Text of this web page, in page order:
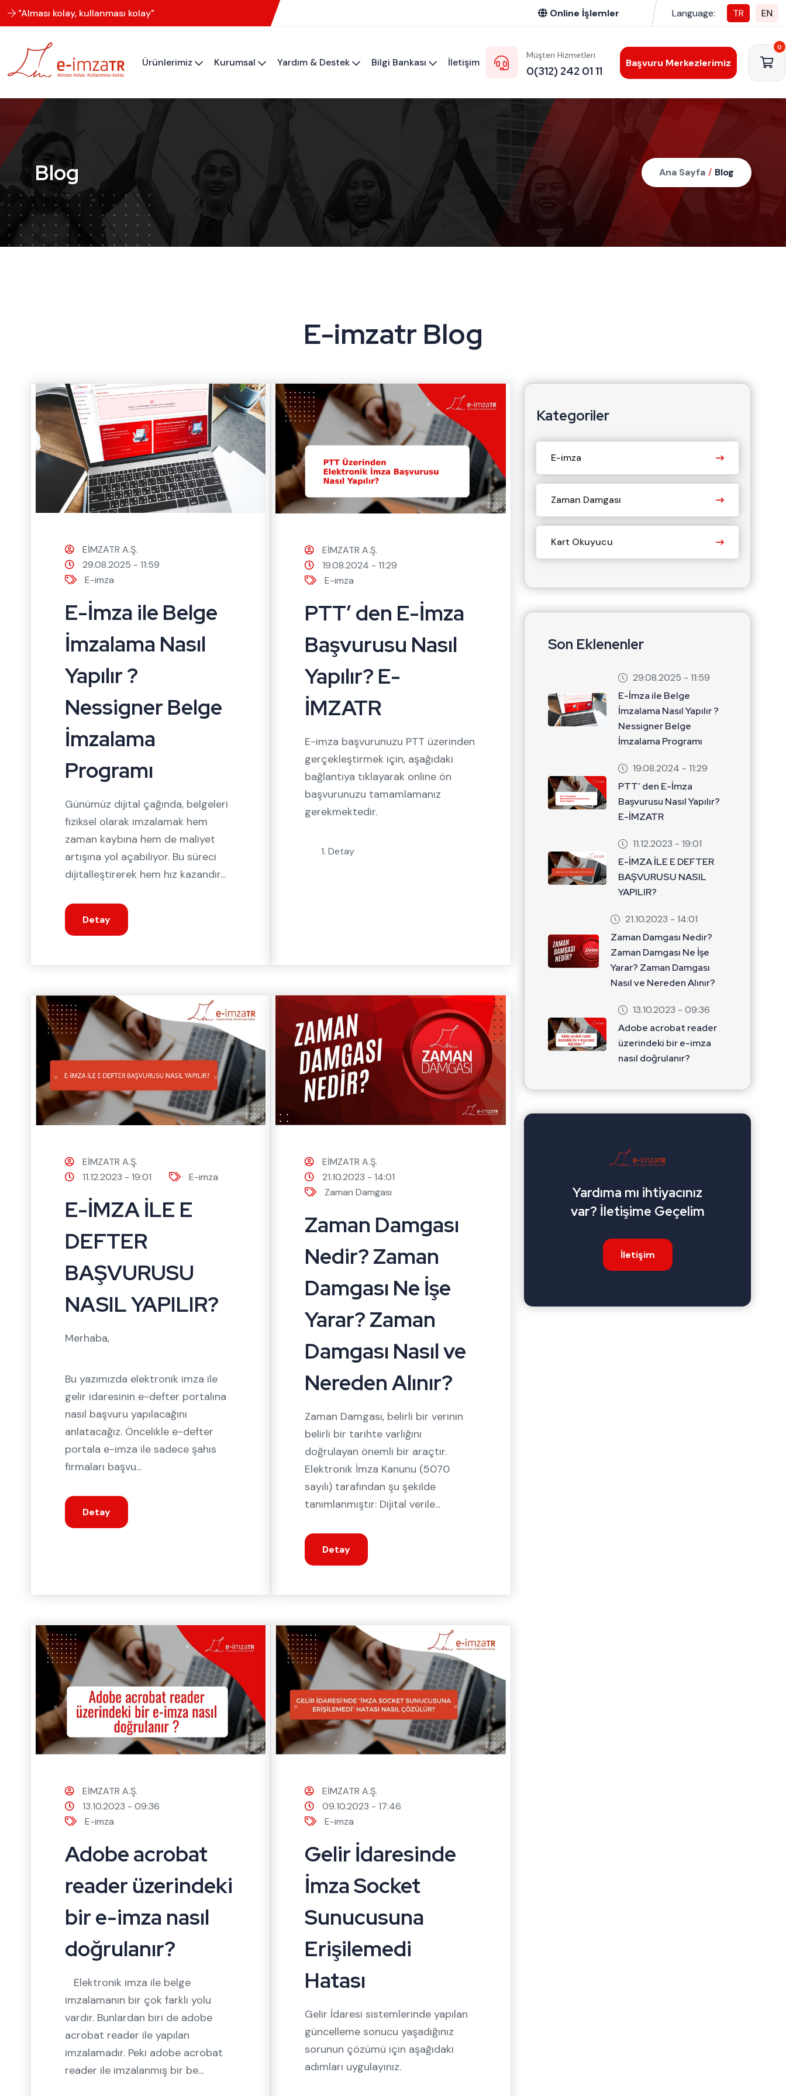
"Alması kolay, kullanması kolay" Online İşlemler Language: TR EN
Ürünlerimiz Kurumsal Yardım & Destek Bilgi Bankası İletişim
Müşteri Hizmetleri
0(312) 242 01 11
Başvuru Merkezlerimiz
0
Blog Ana Sayfa / Blog
E-imzatr Blog
EİMZATR A.Ş.
29.08.2025 - 11:59
E-imza
E-İmza ile Belge
İmzalama Nasıl
Yapılır ?
Nessigner Belge
İmzalama
Programı
Günümüz dijital çağında, belgeleri
fiziksel olarak imzalamak hem
zaman kaybına hem de maliyet
artışına yol açabiliyor. Bu süreci
dijitalleştirerek hem hız kazandır...
Detay
EİMZATR A.Ş.
19.08.2024 - 11:29
E-imza
PTT’ den E-İmza
Başvurusu Nasıl
Yapılır? E-
İMZATR
E-imza başvurunuzu PTT üzerinden
gerçekleştirmek için, aşağıdaki
bağlantıya tıklayarak online ön
başvurunuzu tamamlamanız
gerekmektedir.
Detay
EİMZATR A.Ş.
11.12.2023 - 19:01
E-imza
E-İMZA İLE E
DEFTER
BAŞVURUSU
NASIL YAPILIR?
Merhaba,
Bu yazımızda elektronik imza ile
gelir idaresinin e-defter portalına
nasıl başvuru yapılacağını
anlatacağız. Öncelikle e-defter
portala e-imza ile sadece şahıs
firmaları başvu...
Detay
EİMZATR A.Ş.
21.10.2023 - 14:01
Zaman Damgası
Zaman Damgası
Nedir? Zaman
Damgası Ne İşe
Yarar? Zaman
Damgası Nasıl ve
Nereden Alınır?
Zaman Damgası, belirli bir verinin
belirli bir tarihte varlığını
doğrulayan önemli bir araçtır.
Elektronik İmza Kanunu (5070
sayılı) tarafından şu şekilde
tanımlanmıştır: Dijital verile...
Detay
EİMZATR A.Ş.
13.10.2023 - 09:36
E-imza
Adobe acrobat
reader üzerindeki
bir e-imza nasıl
doğrulanır?
Elektronik imza ile belge
imzalamanın bir çok farklı yolu
vardır. Bunlardan biri de adobe
acrobat reader ile yapılan
imzalamadır. Peki adobe acrobat
reader ile imzalanmış bir be...
EİMZATR A.Ş.
09.10.2023 - 17:46
E-imza
Gelir İdaresinde
İmza Socket
Sunucusuna
Erişilemedi
Hatası
Gelir İdaresi sistemlerinde yapılan
güncelleme sonucu yaşadığınız
sorunun çözümü için aşağıdaki
adımları uygulayınız.
Kategoriler
E-imza
Zaman Damgası
Kart Okuyucu
Son Eklenenler
29.08.2025 - 11:59
E-İmza ile Belge
İmzalama Nasıl Yapılır ?
Nessigner Belge
İmzalama Programı
19.08.2024 - 11:29
PTT’ den E-İmza
Başvurusu Nasıl Yapılır?
E-İMZATR
11.12.2023 - 19:01
E-İMZA İLE E DEFTER
BAŞVURUSU NASIL
YAPILIR?
21.10.2023 - 14:01
Zaman Damgası Nedir?
Zaman Damgası Ne İşe
Yarar? Zaman Damgası
Nasıl ve Nereden Alınır?
13.10.2023 - 09:36
Adobe acrobat reader
üzerindeki bir e-imza
nasıl doğrulanır?
Yardıma mı ihtiyacınız
var? İletişime Geçelim
İletişim